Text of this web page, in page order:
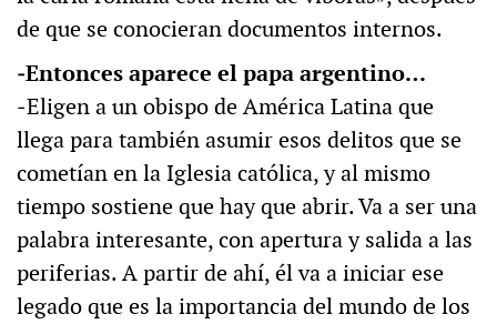
de que se conocieran documentos internos.
‒Entonces aparece el papa argentino…
‒Eligen a un obispo de América Latina que
llega para también asumir esos delitos que se
cometían en la Iglesia católica, y al mismo
tiempo sostiene que hay que abrir. Va a ser una
palabra interesante, con apertura y salida a las
periferias. A partir de ahí, él va a iniciar ese
legado que es la importancia del mundo de los